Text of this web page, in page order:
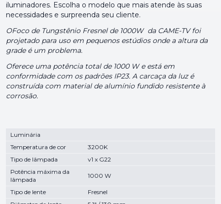
iluminadores. Escolha o modelo que mais atende às suas
necessidades e surpreenda seu cliente.
OFoco de Tungstênio Fresnel de 1000W da CAME-TV foi
projetado para uso em pequenos estúdios onde a altura da
grade é um problema.
Oferece uma potência total de 1000 W e está em
conformidade com os padrões IP23. A carcaça da luz é
construída com material de alumínio fundido resistente à
corrosão.
Luminária
Temperatura de cor
3200K
Tipo de lâmpada
v1 x G22
Potência máxima da
lâmpada
1000 W
Tipo de lente
Fresnel